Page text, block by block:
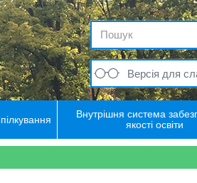
Версія для
Внутрішня система
якості освіти